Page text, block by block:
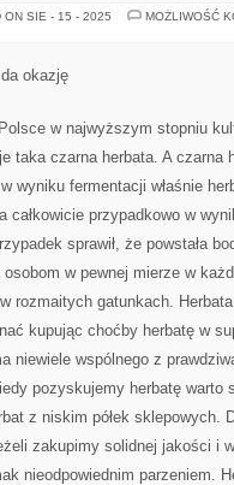
ON SIE - 15 - 2025
MOŻLIWOŚĆ
okazję
w najwyższym stopniu
taka czarna herbata. A czarna
wyniku fermentacji właśnie
całkowicie przypadkowo w
sprawił, że powstała
w pewnej mierze w
rozmaitych gatunkach.
kupując choćby herbatę w
niewiele wspólnego z
pozyskujemy herbatę warto
z niskim półek sklepowych.
zakupimy solidnej jakości i
nieodpowiednim parzeniem.